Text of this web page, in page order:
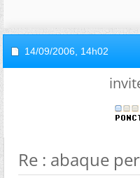
14/09/2006, 14h02
Re : abaque